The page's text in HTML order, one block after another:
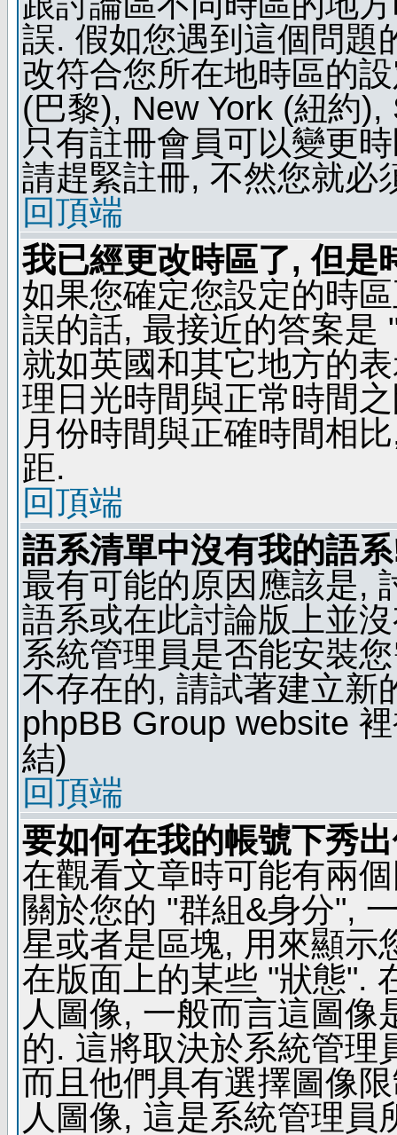
誤. 假如您遇到這個問題
改符合您所在地時區的
(巴黎), New York (紐約
只有註冊會員可以變更
請趕緊註冊, 不然您就必
回頂端
我已經更改時區了, 但是
如果您確定您設定的時
誤的話, 最接近的答案是
就如英國和其它地方的
理日光時間與正常時間
月份時間與正確時間相
距.
回頂端
語系清單中沒有我的語
最有可能的原因應該是,
語系或在此討論版上並
系統管理員是否能安裝
不存在的, 請試著建立新
phpBB Group website
結)
回頂端
要如何在我的帳號下秀
在觀看文章時可能有兩
關於您的 "群組&身分",
星或者是區塊, 用來顯示
在版面上的某些 "狀態".
人圖像, 一般而言這圖像
的. 這將取決於系統管理
而且他們具有選擇圖像
人圖像, 這是系統管理